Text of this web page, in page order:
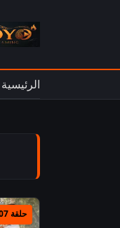
الرئيسية
حلقة 107